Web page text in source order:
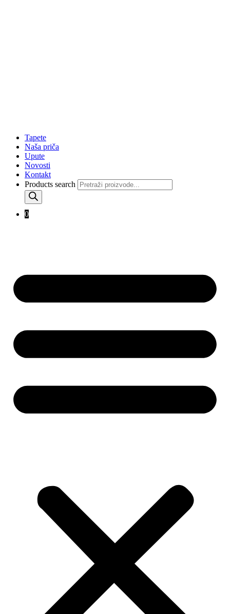
Tapete
Naša priča
Upute
Novosti
Kontakt
Products search
0